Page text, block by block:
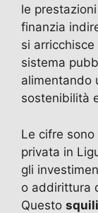
le
finanzia
si
sistema
alimentando
sostenibilità
Le cifre
privata in
gli
o addirittura
Questo